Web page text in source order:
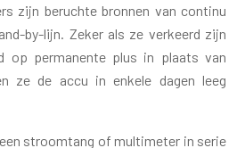
zijn beruchte bronnen van continu
by-lijn. Zeker als ze verkeerd zijn
op permanente plus in plaats van
ze de accu in enkele dagen leeg
stroomtang of multimeter in serie